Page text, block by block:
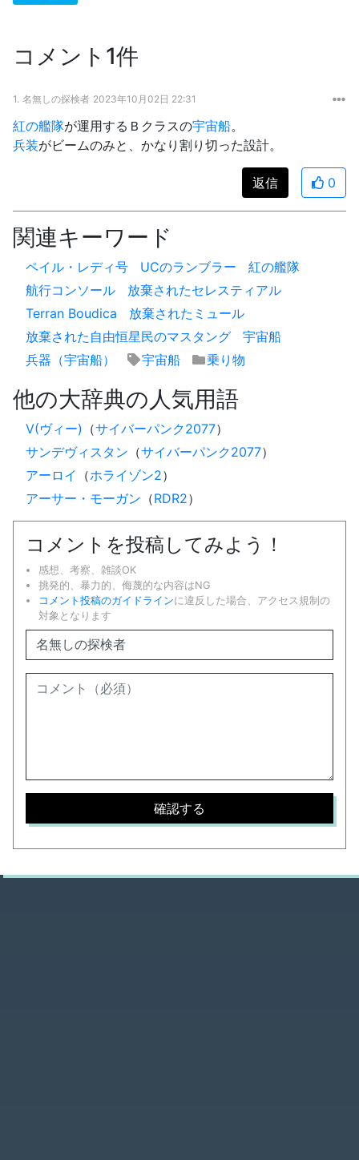
コメント1件
1. 名無しの探検者 2023年10月02日 22:31
紅の艦隊が運用するＢクラスの宇宙船。
兵装がビームのみと、かなり割り切った設計。
返信 0
関連キーワード
ペイル・レディ号 UCのランブラー
紅の艦隊
航行コンソール
放棄されたセレスティアル
Terran Boudica
放棄されたミュール
放棄された自由恒星民のマスタング
宇宙船
兵器（宇宙船）
宇宙船 乗り物
他の大辞典の人気用語
V(ヴィー) （サイバーパンク2077）
サンデヴィスタン （サイバーパンク2077）
アーロイ
（ホライゾン2）
アーサー・モーガン （RDR2）
コメントを投稿してみよう！
感想、考察、雑談OK
挑発的、暴力的、侮蔑的な内容はNG
コメント投稿のガイドラインに違反した場合、アクセス規制の
対象となります